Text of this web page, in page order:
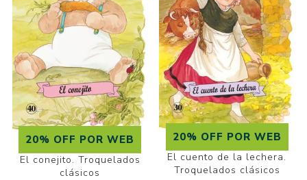
20% OFF POR WEB
El conejito. Troquelados
clásicos
20% OFF POR WEB
El cuento de la lechera.
Troquelados clásicos